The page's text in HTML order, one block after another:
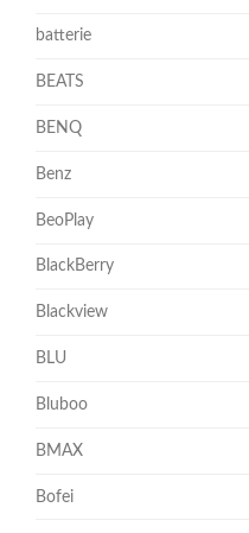
batterie
BEATS
BENQ
Benz
BeoPlay
BlackBerry
Blackview
BLU
Bluboo
BMAX
Bofei